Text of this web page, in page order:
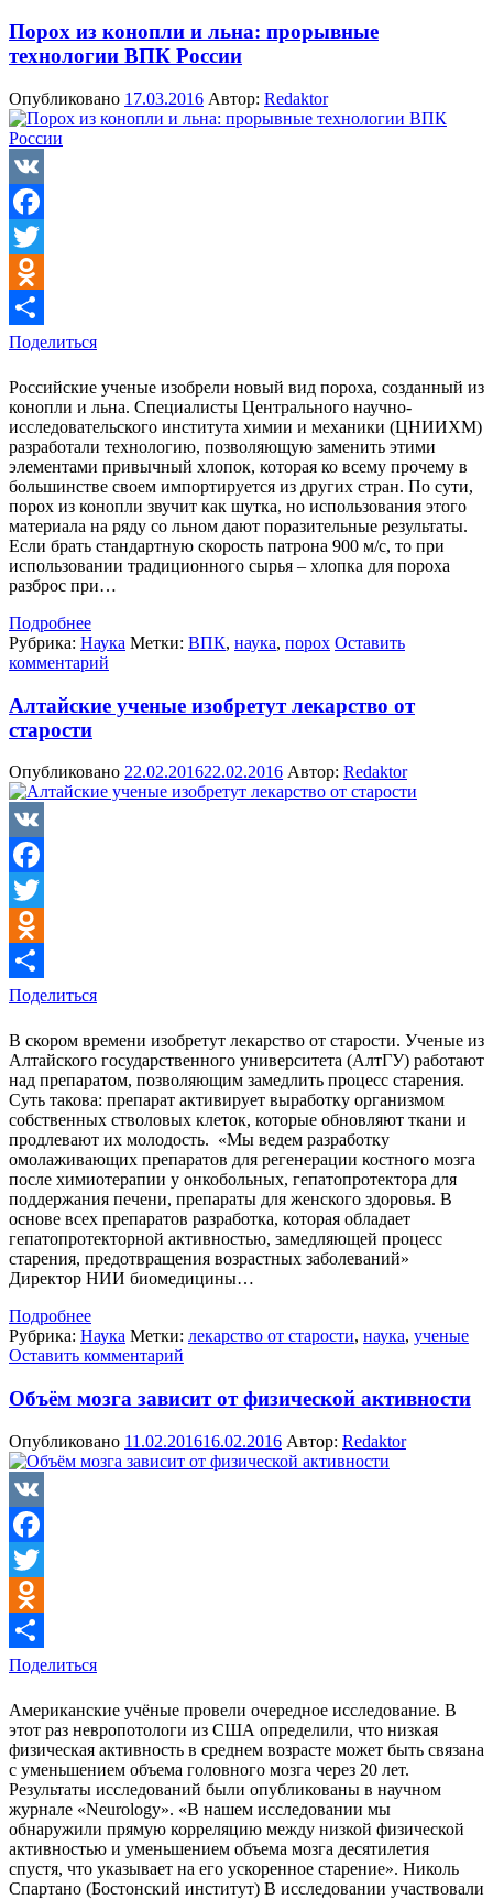
Порох из конопли и льна: прорывные
технологии ВПК России
Опубликовано 17.03.2016 Автор: Redaktor
VK
Facebook
Twitter
Odnoklassniki
Поделиться
Российские ученые изобрели новый вид пороха, созданный из
конопли и льна. Специалисты Центрального научно-
исследовательского института химии и механики (ЦНИИХМ)
разработали технологию, позволяющую заменить этими
элементами привычный хлопок, которая ко всему прочему в
большинстве своем импортируется из других стран. По сути,
порох из конопли звучит как шутка, но использования этого
материала на ряду со льном дают поразительные результаты.
Если брать стандартную скорость патрона 900 м/с, то при
использовании традиционного сырья – хлопка для пороха
разброс при…
Подробнее
Рубрика: Наука Метки: ВПК, наука, порох Оставить
комментарий
Алтайские ученые изобретут лекарство от
старости
Опубликовано 22.02.201622.02.2016 Автор: Redaktor
VK
Facebook
Twitter
Odnoklassniki
Поделиться
В скором времени изобретут лекарство от старости. Ученые из
Алтайского государственного университета (АлтГУ) работают
над препаратом, позволяющим замедлить процесс старения.
Суть такова: препарат активирует выработку организмом
собственных стволовых клеток, которые обновляют ткани и
продлевают их молодость. «Мы ведем разработку
омолаживающих препаратов для регенерации костного мозга
после химиотерапии у онкобольных, гепатопротектора для
поддержания печени, препараты для женского здоровья. В
основе всех препаратов разработка, которая обладает
гепатопротекторной активностью, замедляющей процесс
старения, предотвращения возрастных заболеваний»
Директор НИИ биомедицины…
Подробнее
Рубрика: Наука Метки: лекарство от старости, наука, ученые
Оставить комментарий
Объём мозга зависит от физической активности
Опубликовано 11.02.201616.02.2016 Автор: Redaktor
VK
Facebook
Twitter
Odnoklassniki
Поделиться
Американские учёные провели очередное исследование. В
этот раз невропотологи из США определили, что низкая
физическая активность в среднем возрасте может быть связана
с уменьшением объема головного мозга через 20 лет.
Результаты исследований были опубликованы в научном
журнале «Neurology». «В нашем исследовании мы
обнаружили прямую корреляцию между низкой физической
активностью и уменьшением объема мозга десятилетия
спустя, что указывает на его ускоренное старение». Николь
Спартано (Бостонский институт) В исследовании участвовали